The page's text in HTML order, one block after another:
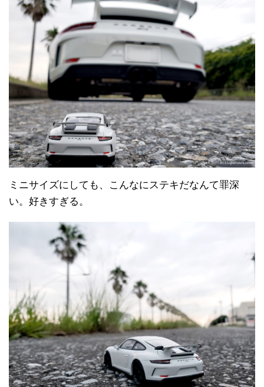
ミニサイズにしても、こんなにステキだなんて罪深
い。好きすぎる。